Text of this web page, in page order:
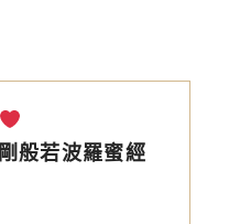
般若波羅蜜經